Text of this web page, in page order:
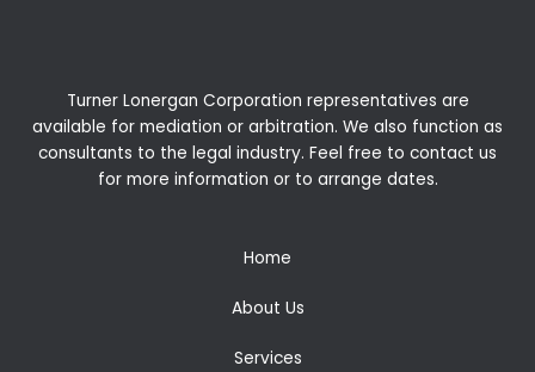
Turner Lonergan Corporation representatives are
available for mediation or arbitration. We also function as
consultants to the legal industry. Feel free to contact us
for more information or to arrange dates.
Home
About Us
Services